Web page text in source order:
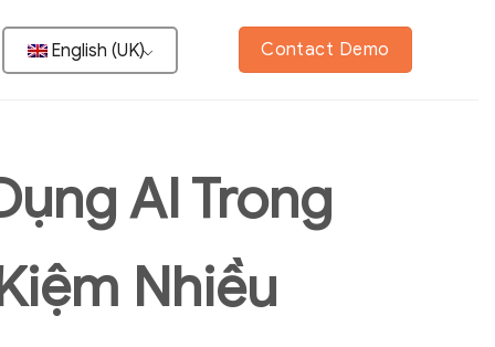
English (UK) Contact Demo
AI Trong
Nhiều